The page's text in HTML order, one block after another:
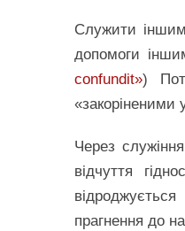
Служити
допомоги
confundit»)
«закоріненими
Через
відчуття
прагнення до